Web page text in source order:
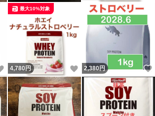
いいね！
4,780 円 いいね！
最大10%対象
2,380円